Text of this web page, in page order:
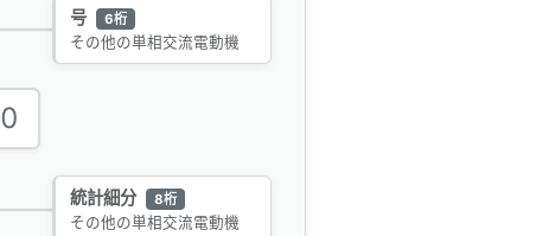
0
号 6桁
その他の単相交流電動機
統計細分 8桁
その他の単相交流電動機